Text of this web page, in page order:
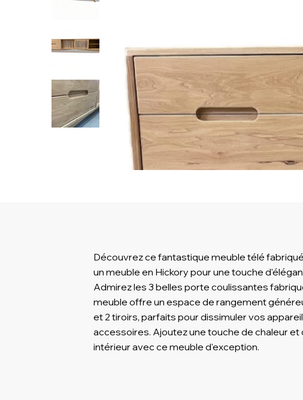
Découvrez ce fantastique meuble télé
un meuble en Hickory pour une touche
Admirez les 3 belles porte coulissantes
meuble offre un espace de rangement
et 2 tiroirs, parfaits pour dissimuler vos
accessoires. Ajoutez une touche de chaleur
intérieur avec ce meuble d'exception.